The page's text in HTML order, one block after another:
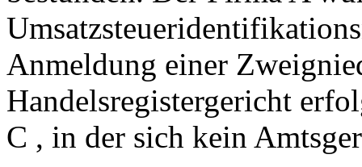
Anmeldung einer
Handelsregistergericht
C , in der sich kein